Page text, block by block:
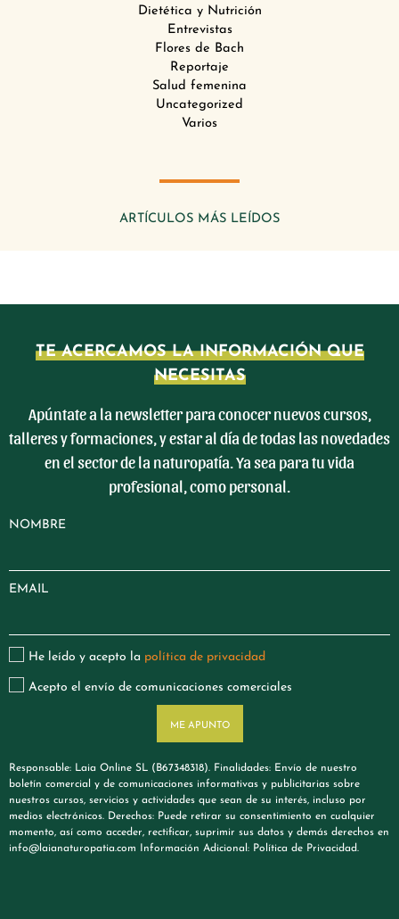
Dietética y Nutrición
Entrevistas
Flores de Bach
Reportaje
Salud femenina
Uncategorized
Varios
ARTÍCULOS MÁS LEÍDOS
TE ACERCAMOS LA INFORMACIÓN QUE
NECESITAS
Apúntate a la newsletter para conocer nuevos cursos,
talleres y formaciones, y estar al día de todas las novedades
en el sector de la naturopatía. Ya sea para tu vida
profesional, como personal.
NOMBRE
EMAIL
He leído y acepto la política de privacidad
Acepto el envío de comunicaciones comerciales
ME APUNTO
Responsable: Laia Online SL (B67348318). Finalidades: Envío de nuestro
boletín comercial y de comunicaciones informativas y publicitarias sobre
nuestros cursos, servicios y actividades que sean de su interés, incluso por
medios electrónicos. Derechos: Puede retirar su consentimiento en cualquier
momento, así como acceder, rectificar, suprimir sus datos y demás derechos en
info@laianaturopatia.com Información Adicional: Política de Privacidad.